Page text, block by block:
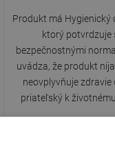
Produkt má Hygienický
ktorý potvrdzuje
bezpečnostnými
uvádza, že produkt
neovplyvňuje zdravie
priateľský k